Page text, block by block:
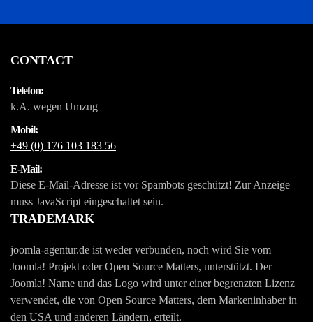
CONTACT
Telefon:
k.A. wegen Umzug
Mobil:
+49 (0) 176 103 183 56
E-Mail:
Diese E-Mail-Adresse ist vor Spambots geschützt! Zur Anzeige
muss JavaScript eingeschaltet sein.
TRADEMARK
joomla-agentur.de ist weder verbunden, noch wird Sie vom
Joomla! Projekt oder Open Source Matters, unterstützt. Der
Joomla! Name und das Logo wird unter einer begrenzten Lizenz
verwendet, die von Open Source Matters, dem Markeninhaber in
den USA und anderen Ländern, erteilt.